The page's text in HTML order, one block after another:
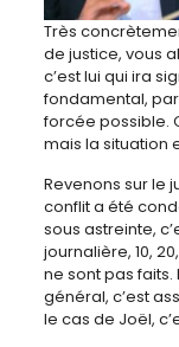
Très
de justice, vous
c’est lui qui ira
fondamental,
forcée possible.
mais la situation
Revenons sur le
conflit a été
sous astreinte,
journalière, 10,
ne sont pas
général, c’est
le cas de Joël,